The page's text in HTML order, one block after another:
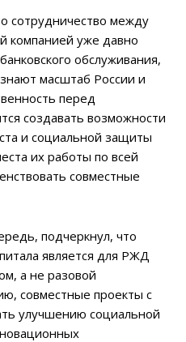
сотрудничество между
компанией уже давно
обслуживания,
масштаб России и
перед
создавать возможности
и социальной защиты
их работы по всей
совместные
подчеркнул, что
является для РЖД
а не разовой
совместные проекты с
улучшению социальной